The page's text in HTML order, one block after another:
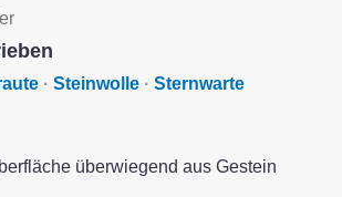
· Steinwolle · Sternwarte
überwiegend aus Gestein